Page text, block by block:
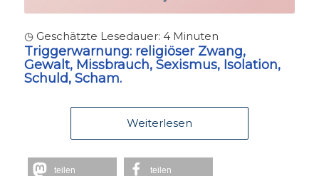
◷ Geschätzte Lesedauer: 4 Minuten
Triggerwarnung:religiöser Zwang,
Gewalt, Missbrauch, Sexismus, Isolation,
Schuld, Scham.
Weiterlesen
teilen teilen